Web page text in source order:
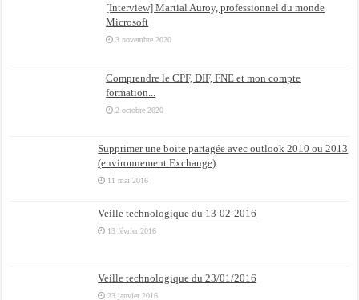
[Interview] Martial Auroy, professionnel du monde
Microsoft
3 novembre 2020
Comprendre le CPF, DIF, FNE et mon compte
formation...
2 octobre 2020
Supprimer une boite partagée avec outlook 2010 ou 2013
(environnement Exchange)
11 mai 2016
Veille technologique du 13-02-2016
13 février 2016
Veille technologique du 23/01/2016
23 janvier 2016